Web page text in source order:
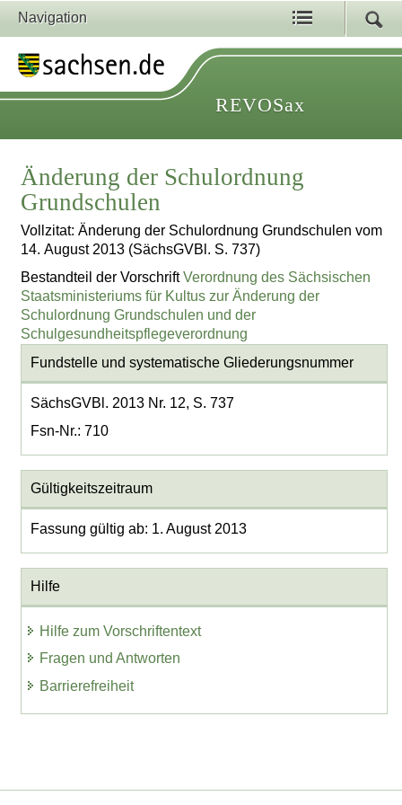
Navigation
REVOSax
Änderung der Schulordnung
Grundschulen
Vollzitat: Änderung der Schulordnung Grundschulen vom
14. August 2013 (SächsGVBl. S. 737)
Bestandteil der VorschriftVerordnung des Sächsischen
Staatsministeriums für Kultus zur Änderung der
Schulordnung Grundschulen und der
Schulgesundheitspflegeverordnung
Fundstelle und systematische Gliederungsnummer
SächsGVBl. 2013 Nr. 12, S. 737
Fsn-Nr.: 710
Gültigkeitszeitraum
Fassung gültig ab: 1. August 2013
Hilfe
Hilfe zum Vorschriftentext
Fragen und Antworten
Barrierefreiheit